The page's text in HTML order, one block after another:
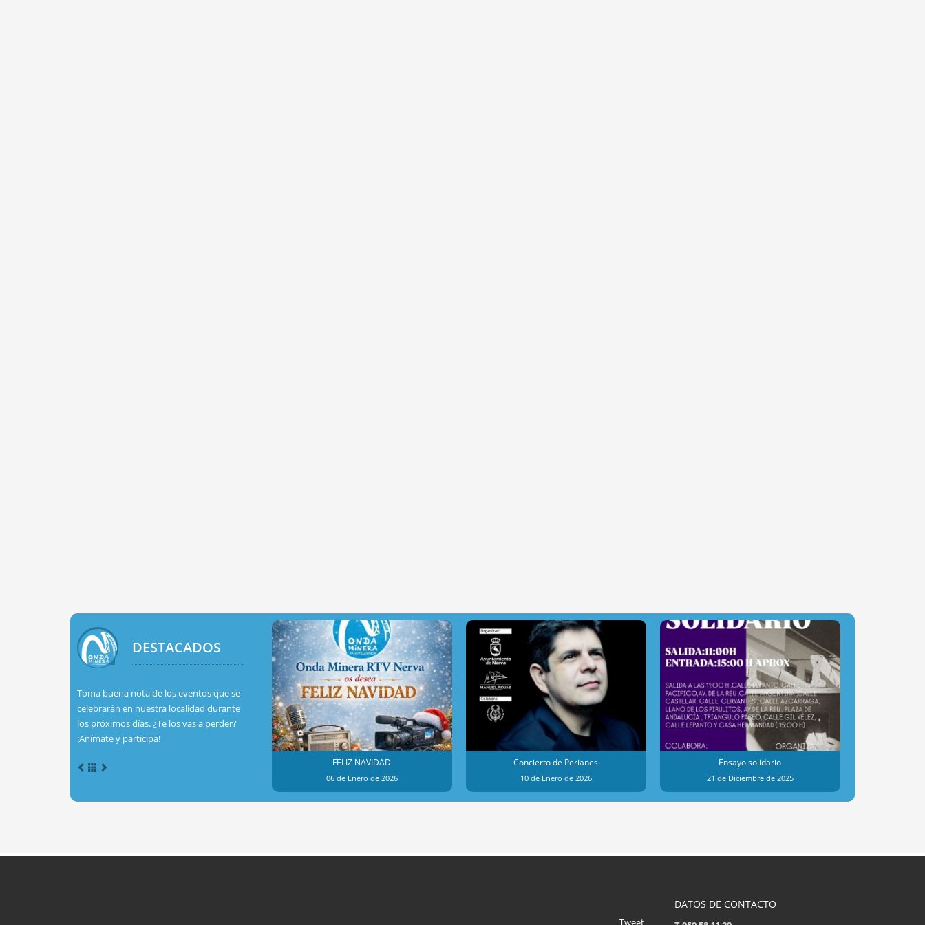
DESTACADOS
Toma buena nota de los eventos que se
celebrarán en nuestra localidad durante
los próximos días. ¿Te los vas a perder?
¡Anímate y participa!
FELIZ NAVIDAD
06 de Enero de 2026
Concierto de Perianes
10 de Enero de 2026
Ensayo solidario
21 de Diciembre de 2025
Tweet
DATOS DE CONTACTO